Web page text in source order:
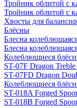
Тройник облитой с
Тройник облитой с
Хвосты для
Блёсны
Блесна
Блесна
Колеблющиеся
ST-07F Dragon
ST-07FD Dragon
Колеблющиеся
ST-018A Forged
ST-018B Forged